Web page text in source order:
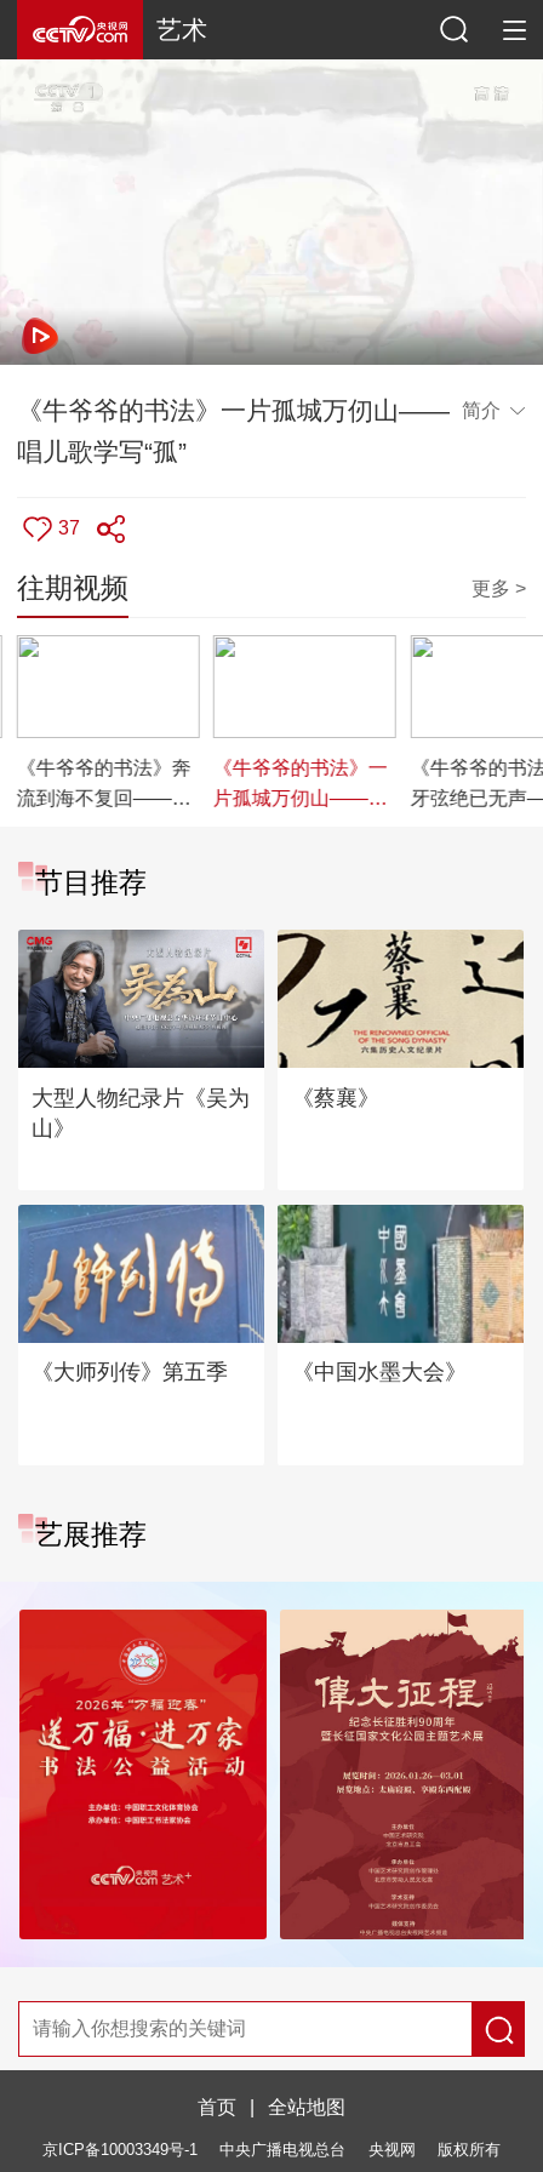
艺术
《牛爷爷的书法》一片孤城万仞山——
唱儿歌学写“孤”
简介
37
往期视频 更多 >
《牛爷爷的书法》奔
流到海不复回——唱
《牛爷爷的书法》一
片孤城万仞山——唱
《牛爷爷的书
牙弦绝已无
节目推荐
大型人物纪录片《吴为
山》
《蔡襄》
《大师列传》第五季 《中国水墨大会》
艺展推荐
首页 全站地图
京ICP备10003349号-1 中央广播电视总台 央视网 版权所有